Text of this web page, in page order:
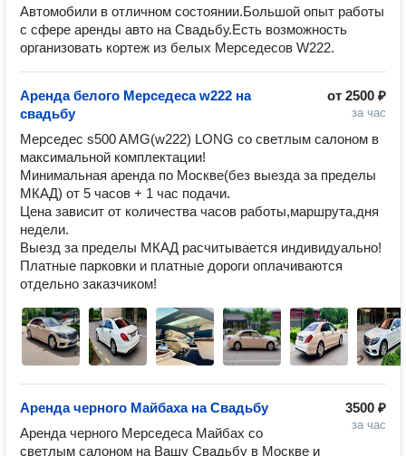
Автомобили в отличном состоянии.Большой опыт работы
с сфере аренды авто на Свадьбу.Есть возможность
организовать кортеж из белых Мерседесов W222.
от 2500 ₽
за час
Аренда белого Мерседеса w222 на
свадьбу
Мерседес s500 AMG(w222) LONG со светлым салоном в
максимальной комплектации!
Минимальная аренда по Москве(без выезда за пределы
МКАД) от 5 часов + 1 час подачи.
Цена зависит от количества часов работы,маршрута,дня
недели.
Выезд за пределы МКАД расчитывается индивидуально!
Платные парковки и платные дороги оплачиваются
отдельно заказчиком!
3500 ₽
за час
Аренда черного Майбаха на Свадьбу
Аренда черного Мерседеса Майбах со
светлым салоном на Вашу Свадьбу в Москве и